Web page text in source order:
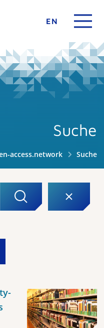
EN
Suche
access.network Suche